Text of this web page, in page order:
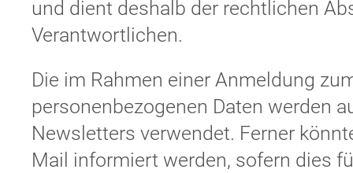
und dient deshalb der rechtlichen
Verantwortlichen.
Die im Rahmen einer Anmeldung
personenbezogenen Daten werden
Newsletters verwendet. Ferner
Mail informiert werden, sofern dies